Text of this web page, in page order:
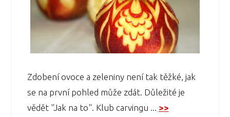
Zdobení ovoce a zeleniny není tak těžké, jak
se na první pohled může zdát. Důležité je
vědět "Jak na to". Klub carvingu ... >>